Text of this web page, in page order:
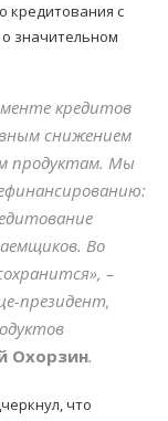
кредитования с
о значительном
кредитов
снижением
продуктам. Мы
Во
–
президент,
Охорзин.
что